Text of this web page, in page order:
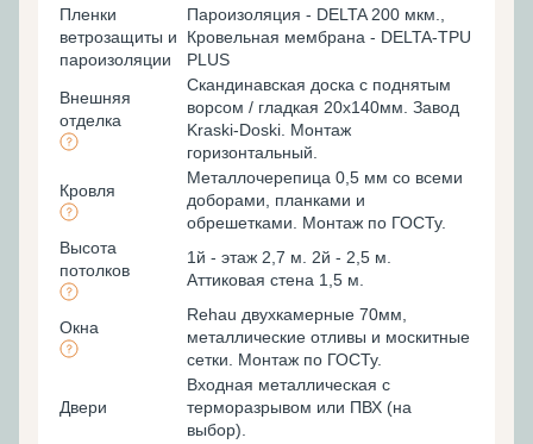
Пленки
ветрозащиты и
пароизоляции
Пароизоляция - DELTA 200 мкм.,
Кровельная мембрана - DELTA-TPU
PLUS
Внешняя
отделка
Скандинавская доска с поднятым
ворсом / гладкая 20х140мм. Завод
Kraski-Doski. Монтаж
горизонтальный.
Кровля
Металлочерепица 0,5 мм со всеми
доборами, планками и
обрешетками. Монтаж по ГОСТу.
Высота
потолков
1й - этаж 2,7 м. 2й - 2,5 м.
Аттиковая стена 1,5 м.
Окна
Rehau двухкамерные 70мм,
металлические отливы и москитные
сетки. Монтаж по ГОСТу.
Двери
Входная металлическая с
терморазрывом или ПВХ (на
выбор).